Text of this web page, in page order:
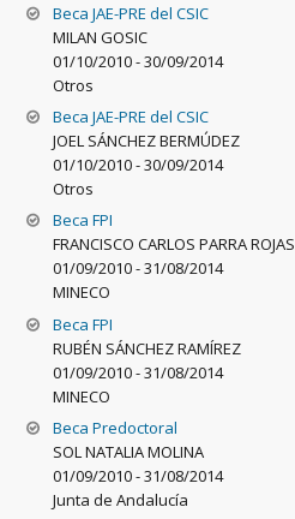
Beca JAE-PRE del CSIC
MILAN GOSIC
01/10/2010-30/09/2014
Otros
Beca JAE-PRE del CSIC
JOEL SÁNCHEZ BERMÚDEZ
01/10/2010-30/09/2014
Otros
Beca FPI
FRANCISCO CARLOS PARRA ROJAS
01/09/2010-31/08/2014
MINECO
Beca FPI
RUBÉN SÁNCHEZ RAMÍREZ
01/09/2010-31/08/2014
MINECO
Beca Predoctoral
SOL NATALIA MOLINA
01/09/2010-31/08/2014
Junta de Andalucía